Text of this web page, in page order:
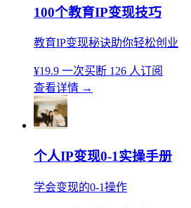
100个教育IP变现技巧
教育IP变现秘诀助你轻松创业
¥19.9 一次买断 126 人订阅
查看详情 →
个人IP变现0-1实操手册
学会变现的0-1操作